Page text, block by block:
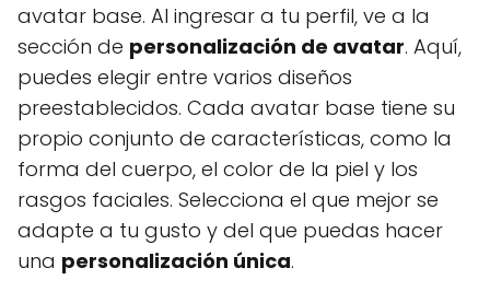
avatar base. Al ingresar a tu perfil, ve a la
sección de personalización de avatar. Aquí,
puedes elegir entre varios diseños
preestablecidos. Cada avatar base tiene su
propio conjunto de características, como la
forma del cuerpo, el color de la piel y los
rasgos faciales. Selecciona el que mejor se
adapte a tu gusto y del que puedas hacer
una personalización única.